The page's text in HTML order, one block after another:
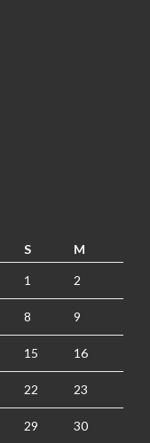
S M
1 2
8 9
15 16
22 23
29 30